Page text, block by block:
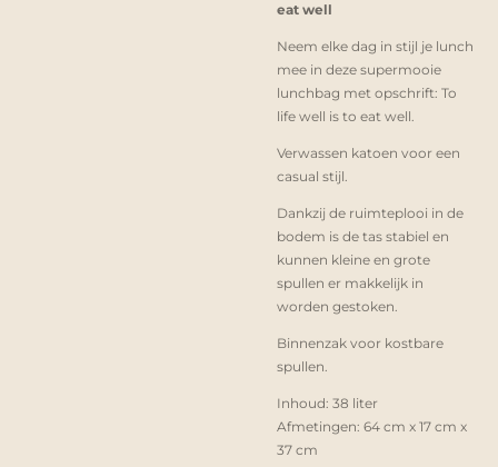
eat well
Neem elke dag in stijl je lunch
mee in deze supermooie
lunchbag met opschrift: To
life well is to eat well.
Verwassen katoen voor een
casual stijl.
Dankzij de ruimteplooi in de
bodem is de tas stabiel en
kunnen kleine en grote
spullen er makkelijk in
worden gestoken.
Binnenzak voor kostbare
spullen.
Inhoud: 38 liter
Afmetingen: 64 cm x 17 cm x
37 cm